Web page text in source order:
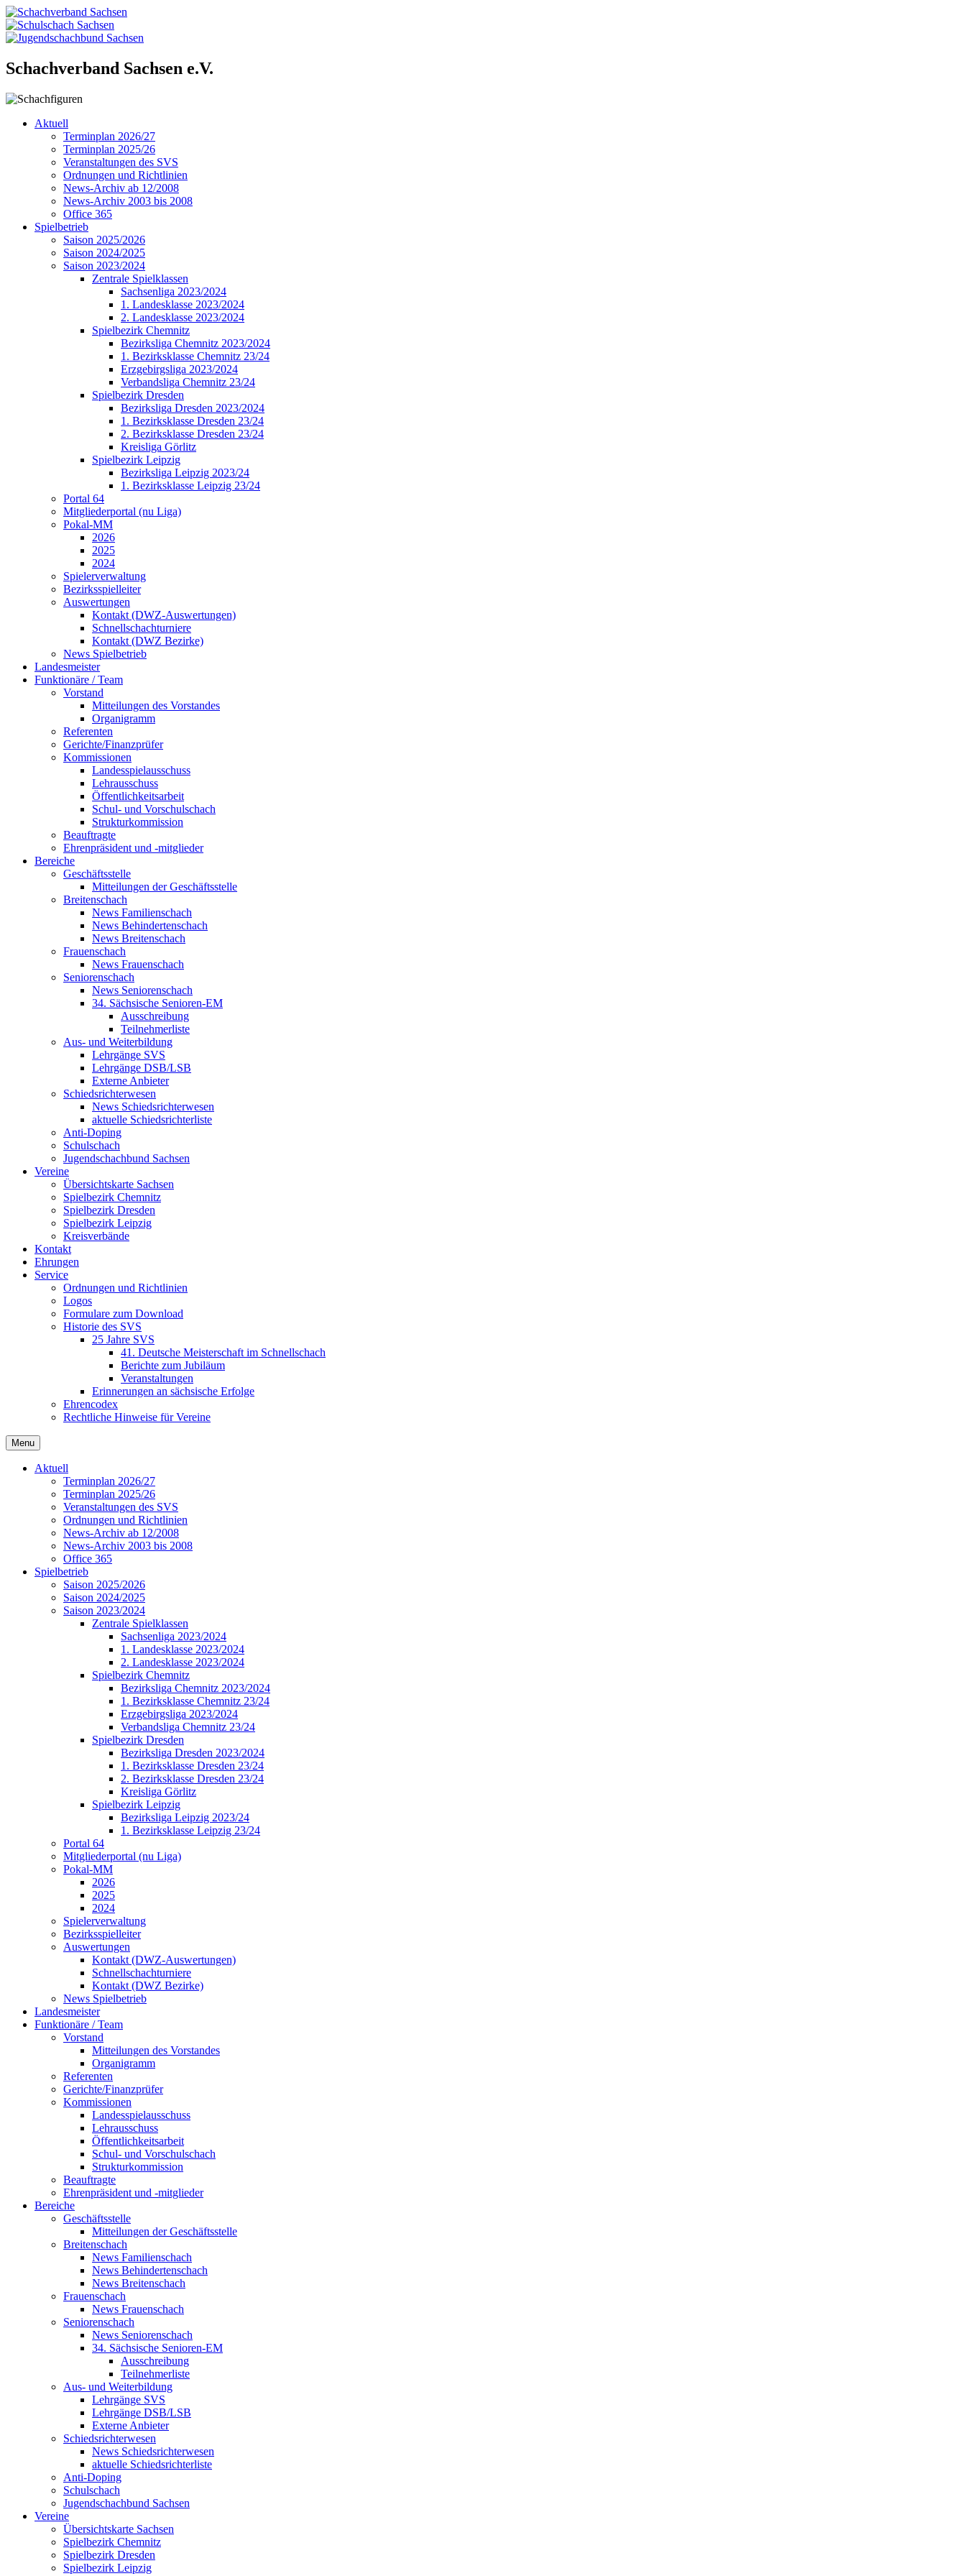
Schachverband Sachsen e.V.
Aktuell
Terminplan 2026/27
Terminplan 2025/26
Veranstaltungen des SVS
Ordnungen und Richtlinien
News-Archiv ab 12/2008
News-Archiv 2003 bis 2008
Office 365
Spielbetrieb
Saison 2025/2026
Saison 2024/2025
Saison 2023/2024
Zentrale Spielklassen
Sachsenliga 2023/2024
1. Landesklasse 2023/2024
2. Landesklasse 2023/2024
Spielbezirk Chemnitz
Bezirksliga Chemnitz 2023/2024
1. Bezirksklasse Chemnitz 23/24
Erzgebirgsliga 2023/2024
Verbandsliga Chemnitz 23/24
Spielbezirk Dresden
Bezirksliga Dresden 2023/2024
1. Bezirksklasse Dresden 23/24
2. Bezirksklasse Dresden 23/24
Kreisliga Görlitz
Spielbezirk Leipzig
Bezirksliga Leipzig 2023/24
1. Bezirksklasse Leipzig 23/24
Portal 64
Mitgliederportal (nu Liga)
Pokal-MM
2026
2025
2024
Spielerverwaltung
Bezirksspielleiter
Auswertungen
Kontakt (DWZ-Auswertungen)
Schnellschachturniere
Kontakt (DWZ Bezirke)
News Spielbetrieb
Landesmeister
Funktionäre / Team
Vorstand
Mitteilungen des Vorstandes
Organigramm
Referenten
Gerichte/Finanzprüfer
Kommissionen
Landesspielausschuss
Lehrausschuss
Öffentlichkeitsarbeit
Schul- und Vorschulschach
Strukturkommission
Beauftragte
Ehrenpräsident und -mitglieder
Bereiche
Geschäftsstelle
Mitteilungen der Geschäftsstelle
Breitenschach
News Familienschach
News Behindertenschach
News Breitenschach
Frauenschach
News Frauenschach
Seniorenschach
News Seniorenschach
34. Sächsische Senioren-EM
Ausschreibung
Teilnehmerliste
Aus- und Weiterbildung
Lehrgänge SVS
Lehrgänge DSB/LSB
Externe Anbieter
Schiedsrichterwesen
News Schiedsrichterwesen
aktuelle Schiedsrichterliste
Anti-Doping
Schulschach
Jugendschachbund Sachsen
Vereine
Übersichtskarte Sachsen
Spielbezirk Chemnitz
Spielbezirk Dresden
Spielbezirk Leipzig
Kreisverbände
Kontakt
Ehrungen
Service
Ordnungen und Richtlinien
Logos
Formulare zum Download
Historie des SVS
25 Jahre SVS
41. Deutsche Meisterschaft im Schnellschach
Berichte zum Jubiläum
Veranstaltungen
Erinnerungen an sächsische Erfolge
Ehrencodex
Rechtliche Hinweise für Vereine
Menu
Aktuell
Terminplan 2026/27
Terminplan 2025/26
Veranstaltungen des SVS
Ordnungen und Richtlinien
News-Archiv ab 12/2008
News-Archiv 2003 bis 2008
Office 365
Spielbetrieb
Saison 2025/2026
Saison 2024/2025
Saison 2023/2024
Zentrale Spielklassen
Sachsenliga 2023/2024
1. Landesklasse 2023/2024
2. Landesklasse 2023/2024
Spielbezirk Chemnitz
Bezirksliga Chemnitz 2023/2024
1. Bezirksklasse Chemnitz 23/24
Erzgebirgsliga 2023/2024
Verbandsliga Chemnitz 23/24
Spielbezirk Dresden
Bezirksliga Dresden 2023/2024
1. Bezirksklasse Dresden 23/24
2. Bezirksklasse Dresden 23/24
Kreisliga Görlitz
Spielbezirk Leipzig
Bezirksliga Leipzig 2023/24
1. Bezirksklasse Leipzig 23/24
Portal 64
Mitgliederportal (nu Liga)
Pokal-MM
2026
2025
2024
Spielerverwaltung
Bezirksspielleiter
Auswertungen
Kontakt (DWZ-Auswertungen)
Schnellschachturniere
Kontakt (DWZ Bezirke)
News Spielbetrieb
Landesmeister
Funktionäre / Team
Vorstand
Mitteilungen des Vorstandes
Organigramm
Referenten
Gerichte/Finanzprüfer
Kommissionen
Landesspielausschuss
Lehrausschuss
Öffentlichkeitsarbeit
Schul- und Vorschulschach
Strukturkommission
Beauftragte
Ehrenpräsident und -mitglieder
Bereiche
Geschäftsstelle
Mitteilungen der Geschäftsstelle
Breitenschach
News Familienschach
News Behindertenschach
News Breitenschach
Frauenschach
News Frauenschach
Seniorenschach
News Seniorenschach
34. Sächsische Senioren-EM
Ausschreibung
Teilnehmerliste
Aus- und Weiterbildung
Lehrgänge SVS
Lehrgänge DSB/LSB
Externe Anbieter
Schiedsrichterwesen
News Schiedsrichterwesen
aktuelle Schiedsrichterliste
Anti-Doping
Schulschach
Jugendschachbund Sachsen
Vereine
Übersichtskarte Sachsen
Spielbezirk Chemnitz
Spielbezirk Dresden
Spielbezirk Leipzig